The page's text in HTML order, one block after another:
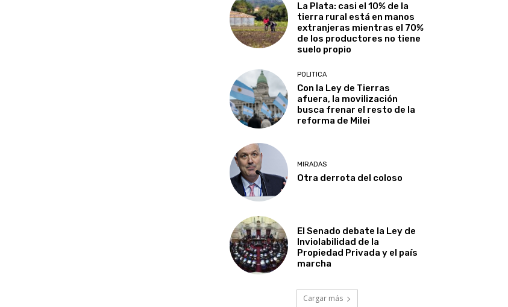
La Plata: casi el 10% de la
tierra rural está en manos
extranjeras mientras el 70%
de los productores no tiene
suelo propio
POLITICA
Con la Ley de Tierras
afuera, la movilización
busca frenar el resto de la
reforma de Milei
MIRADAS
Otra derrota del coloso
El Senado debate la Ley de
Inviolabilidad de la
Propiedad Privada y el país
marcha
Cargar más